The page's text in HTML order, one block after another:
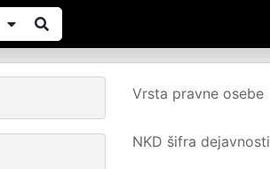
Vrsta pravne osebe
NKD šifra dejavnosti